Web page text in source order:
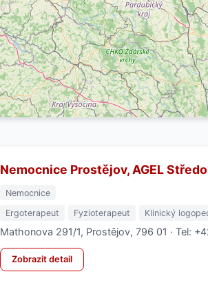
Nemocnice Prostějov, AGEL
Nemocnice
Ergoterapeut
Fyzioterapeut Klinický
Mathonova 291/1, Prostějov, 796 01 · Tel:
Zobrazit detail